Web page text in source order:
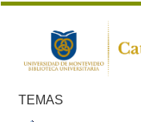
TEMAS